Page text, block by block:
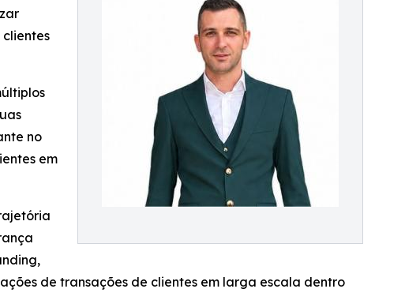
no
em
de transações de clientes em larga escala dentro